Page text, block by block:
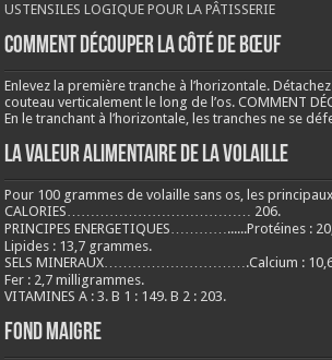
USTENSILES LOGIQUE POUR LA PÂTISSERIE
COMMENT DÉCOUPER LA CÔTÉ DE BŒUF
Enlevez la première tranche à l’horizontale.
couteau verticalement le long de l’os. COMMENT
En le tranchant à l’horizontale, les tranches ne se
LA VALEUR ALIMENTAIRE DE LA VOLAILLE
Pour 100 grammes de volaille sans os, les
CALORIES………………………………… 206.
PRINCIPES ENERGETIQUES…………......Protéines :
Lipides : 13,7 grammes.
SELS MINERAUX………………………….Calcium : 10,6
Fer : 2,7 milligrammes.
VITAMINES A : 3. B 1 : 149. B 2 : 203.
Fond maigre